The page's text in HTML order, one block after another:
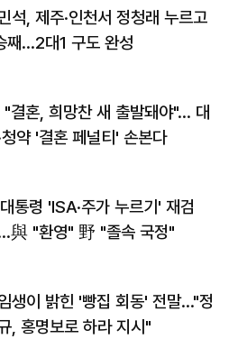
석, 제주·인천서 정청래 누르고
째…2대1 구도 완성
결혼, 희망찬 새 출발돼야"… 대
청약 '결혼 페널티' 손본다
통령 'ISA·주가 누르기' 재검
與 "환영" 野 "졸속 국정"
생이 밝힌 '빵집 회동' 전말…"정
, 홍명보로 하라 지시"